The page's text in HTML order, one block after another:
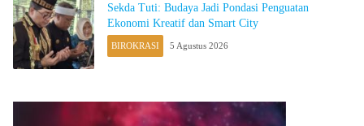
Sekda Tuti: Budaya Jadi Pondasi Penguatan
Ekonomi Kreatif dan Smart City
BIROKRASI 5 Agustus 2026